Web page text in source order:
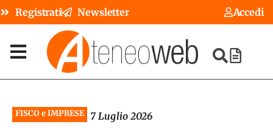
Registrati Newsletter Accedi
FISCO e IMPRESE 7 Luglio 2026